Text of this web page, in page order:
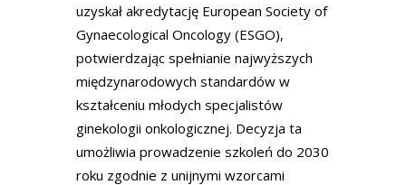
uzyskał akredytację European Society of
Gynaecological Oncology (ESGO),
potwierdzając spełnianie najwyższych
międzynarodowych standardów w
kształceniu młodych specjalistów
ginekologii onkologicznej. Decyzja ta
umożliwia prowadzenie szkoleń do 2030
roku zgodnie z unijnymi wzorcami